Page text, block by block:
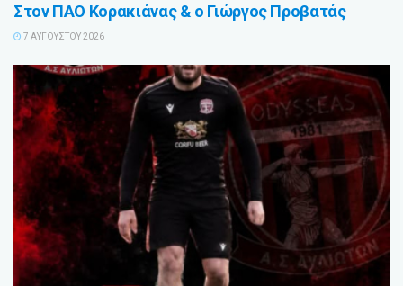
Στον ΠΑΟ Κορακιάνας & ο Γιώργος Προβατάς
7 ΑΥΓΟΎΣΤΟΥ 2026